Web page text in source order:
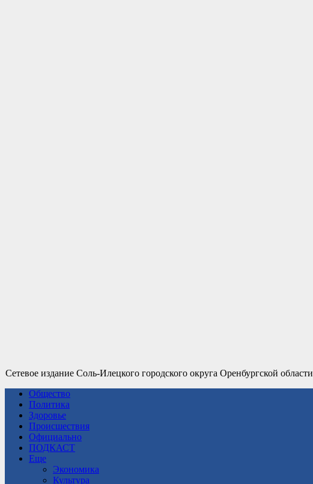
Сетевое издание Соль-Илецкого городского округа Оренбургской области
Общество
Политика
Здоровье
Происшествия
Официально
ПОДКАСТ
Еще
Экономика
Культура